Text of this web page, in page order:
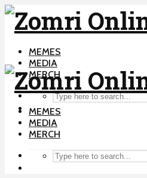
MEMES
MEDIA
MERCH
MEMES
MEDIA
MERCH